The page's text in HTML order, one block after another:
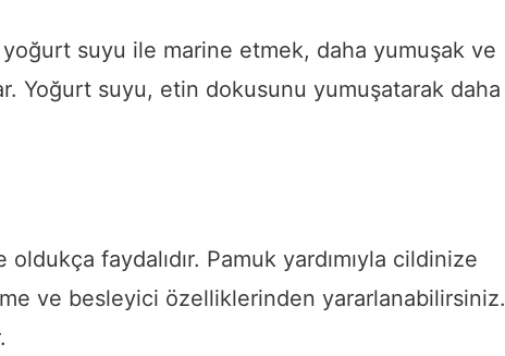
yoğurt suyu ile marine etmek, daha yumuşak ve
Yoğurt suyu, etin dokusunu yumuşatarak daha
faydalıdır. Pamuk yardımıyla cildinize
ve besleyici özelliklerinden yararlanabilirsiniz.